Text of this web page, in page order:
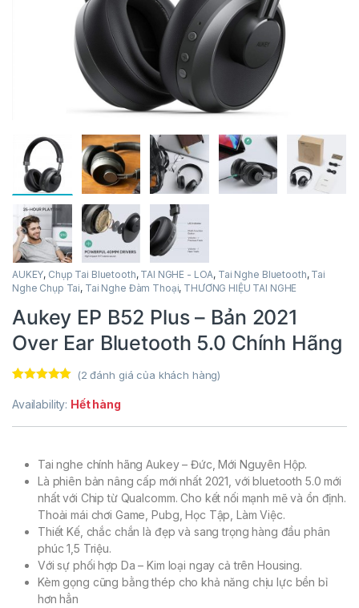
AUKEY, Chụp Tai Bluetooth, TAI NGHE - LOA, Tai Nghe Bluetooth, Tai
Nghe Chụp Tai, Tai Nghe Đàm Thoại, THƯƠNG HIỆU TAI NGHE
Aukey EP B52 Plus – Bản 2021
Over Ear Bluetooth 5.0 Chính Hãng
dựa trênđánh
(2 đánh giá của khách hàng)
Availability: Hết hàng
Tai nghe chính hãng Aukey – Đức, Mới Nguyên Hộp.
Là phiên bản nâng cấp mới nhất 2021, với bluetooth 5.0 mới
nhất với Chip từ Qualcomm. Cho kết nối mạnh mẽ và ổn định.
Thoải mái chơi Game, Pubg, Học Tập, Làm Việc.
Thiết Kế, chắc chắn là đẹp và sang trọng hàng đầu phân
phúc 1,5 Triệu.
Với sự phối hợp Da – Kim loại ngay cả trên Housing.
Kèm gọng cũng bằng thép cho khả năng chịu lực bền bỉ
hơn hẳn